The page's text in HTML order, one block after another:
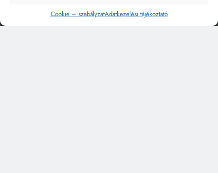
Cookie – szabályzatAdatkezelési tájékoztató